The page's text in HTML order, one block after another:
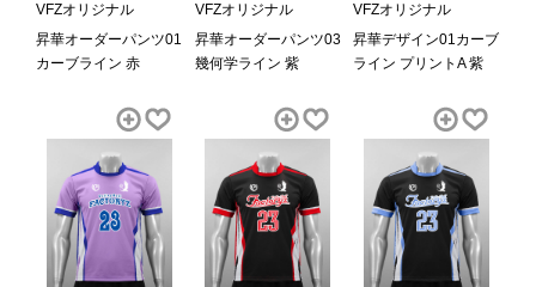
VFZオリジナル
昇華オーダーパンツ01
カーブライン 赤
VFZオリジナル
昇華オーダーパンツ03
幾何学ライン 紫
VFZオリジナル
昇華デザイン01カーブ
ライン プリントA 紫